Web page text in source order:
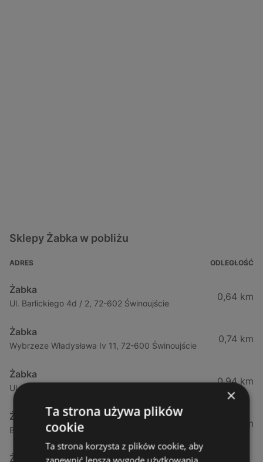
Sklepy Żabka w pobliżu
ADRES ODLEGŁOŚĆ
Żabka
Ul. Barlickiego 4d / 2, 72-602 Świnoujście
0,64 km
Żabka
Wybrzeze Władysława Iv 11, 72-600 Świnoujście
0,74 km
Żabka
Ul. Bohaterów Września 49, 72-600 Świnoujście
0,94 km
Żabka
Bohaterów Września 52, 72-600 Świnoujście
1,02 km
Żabka
×
Ta strona używa plików
cookie
Ta strona korzysta z plików cookie, aby